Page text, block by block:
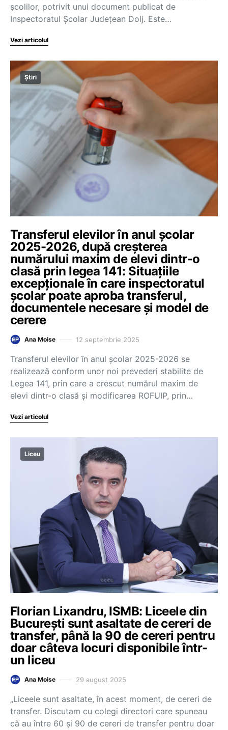
școlilor, potrivit unui document publicat de
Inspectoratul Școlar Județean Dolj. Este…
Vezi articolul
Știri
Transferul elevilor în anul școlar
2025-2026, după creșterea
numărului maxim de elevi dintr-o
clasă prin legea 141: Situațiile
excepționale în care inspectoratul
școlar poate aproba transferul,
documentele necesare și model de
cerere
Ana Moise 12 septembrie 2025
Transferul elevilor în anul școlar 2025-2026 se
realizează conform unor noi prevederi stabilite de
Legea 141, prin care a crescut numărul maxim de
elevi dintr-o clasă și modificarea ROFUIP, prin…
Vezi articolul
Liceu
Florian Lixandru, ISMB: Liceele din
București sunt asaltate de cereri de
transfer, până la 90 de cereri pentru
doar câteva locuri disponibile într-
un liceu
Ana Moise 29 august 2025
„Liceele sunt asaltate, în acest moment, de cereri de
transfer. Discutam cu colegi directori care spuneau
că au între 60 și 90 de cereri de transfer pentru doar